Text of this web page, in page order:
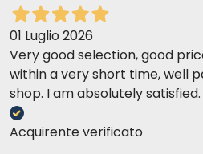
01 Luglio 2026
Very good selection, good
within a very short time, well
shop. I am absolutely satisfied.
Acquirente verificato